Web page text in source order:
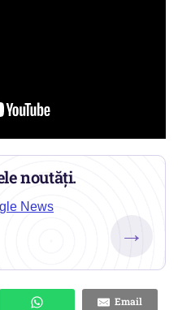
noutăți.
News
→
Email